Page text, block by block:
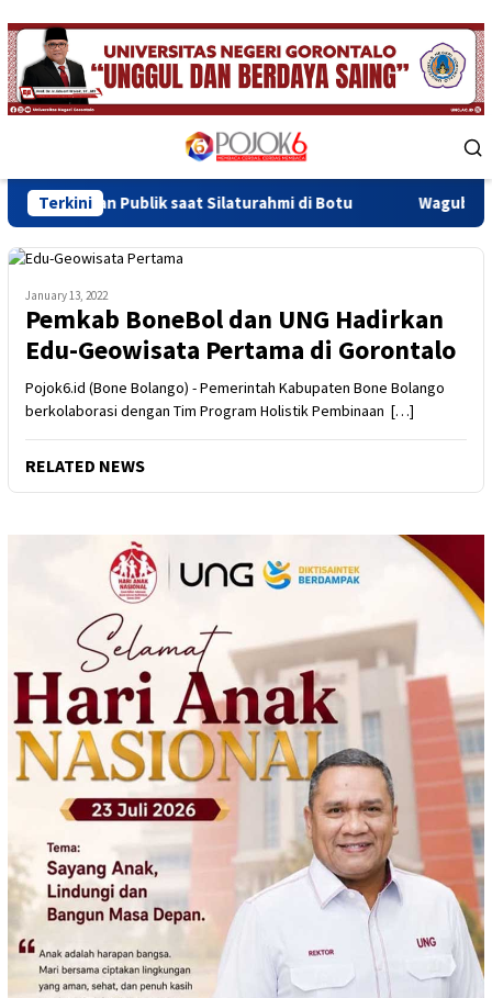
Skip
to
content
Menu
Terkini
Publik saat Silaturahmi di Botu Wagub Idah Syahidah
January 13, 2022
Pemkab BoneBol dan UNG Hadirkan
Edu-Geowisata Pertama di Gorontalo
Pojok6.id (Bone Bolango) - Pemerintah Kabupaten Bone Bolango
berkolaborasi dengan Tim Program Holistik Pembinaan […]
RELATED NEWS